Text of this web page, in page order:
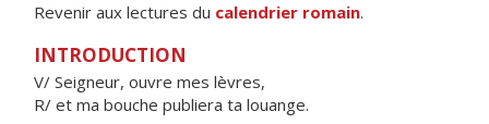
Revenir aux lectures du calendrier romain.
INTRODUCTION
V/ Seigneur, ouvre mes lèvres,
R/ et ma bouche publiera ta louange.